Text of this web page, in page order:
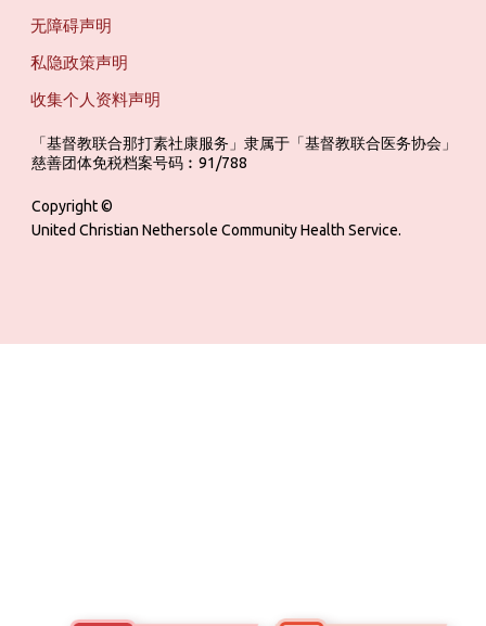
无障碍声明
私隐政策声明
收集个人资料声明
「基督教联合那打素社康服务」隶属于「基督教联合医务协会」
慈善团体免税档案号码︰91/788
Copyright ©
United Christian Nethersole Community Health Service.